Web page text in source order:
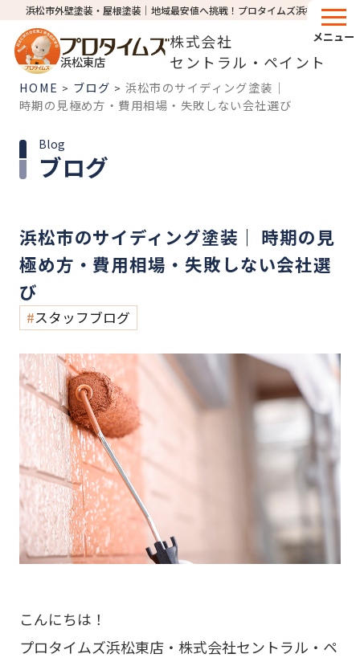
浜松市外壁塗装・屋根塗装│地域最安値へ挑戦！プロタイムズ浜松東店
浜松東店
株式会社
セントラル・ペイント
メニュー
HOME > ブログ > 浜松市のサイディング塗装｜
時期の見極め方・費用相場・失敗しない会社選び
ブログ
Blog
浜松市のサイディング塗装｜ 時期の見
極め方・費用相場・失敗しない会社選
び
スタッフブログ
こんにちは！
プロタイムズ浜松東店・株式会社セントラル・ペ